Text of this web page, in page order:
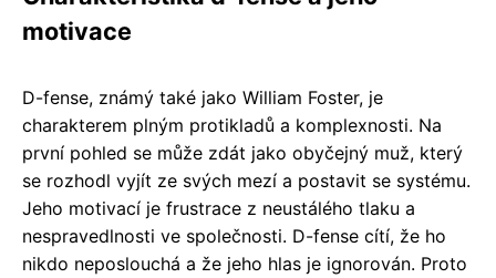
motivace
D-fense, známý také jako William Foster, je
charakterem plným protikladů a komplexnosti. Na
první pohled se může zdát jako obyčejný muž, který
se rozhodl vyjít ze svých mezí a postavit se systému.
Jeho motivací je frustrace z neustálého tlaku a
nespravedlnosti ve společnosti. D-fense cítí, že ho
nikdo neposlouchá a že jeho hlas je ignorován. Proto